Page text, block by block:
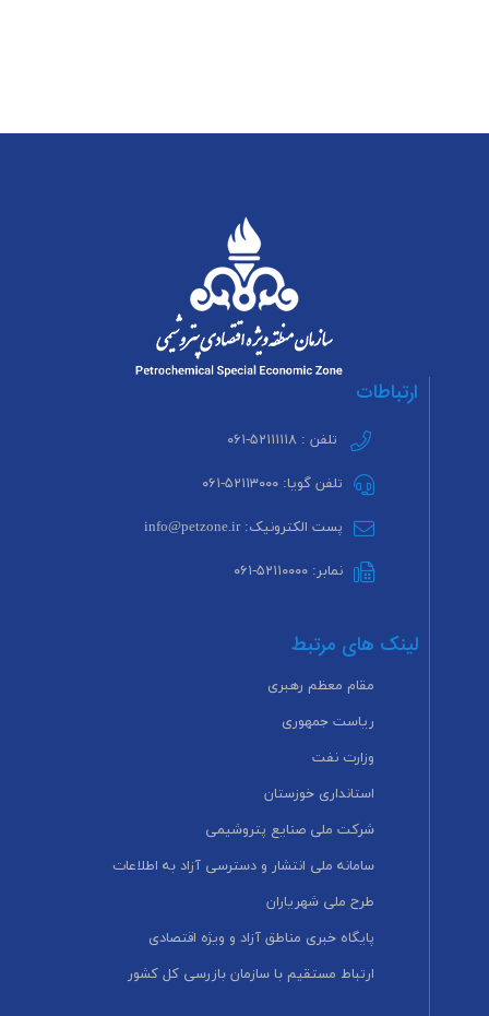
ارتباطات
تلفن : ۵۲۱۱۱۱۱۸-۰۶۱
تلفن گویا: ۵۲۱۱۳۰۰۰-۰۶۱
پست الکترونیک: info@petzone.ir
نمابر: ۵۲۱۱۰۰۰۰-۰۶۱
لینک های مرتبط
مقام معظم رهبری
ریاست جمهوری
وزارت نفت
استانداری خوزستان
شرکت ملی صنایع پتروشیمی
سامانه ملی انتشار و دسترسی آزاد به اطلاعات
طرح ملی شهریاران
پایگاه خبری مناطق آزاد و ویژه اقتصادی
ارتباط مستقیم با سازمان بازرسی کل کشور